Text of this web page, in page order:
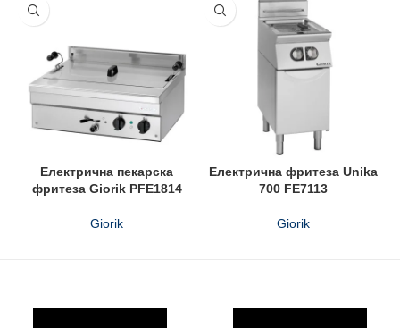
Електрична пекарска
фритеза Giorik PFE1814
Giorik
Електрична фритеза Unika
700 FE7113
Giorik